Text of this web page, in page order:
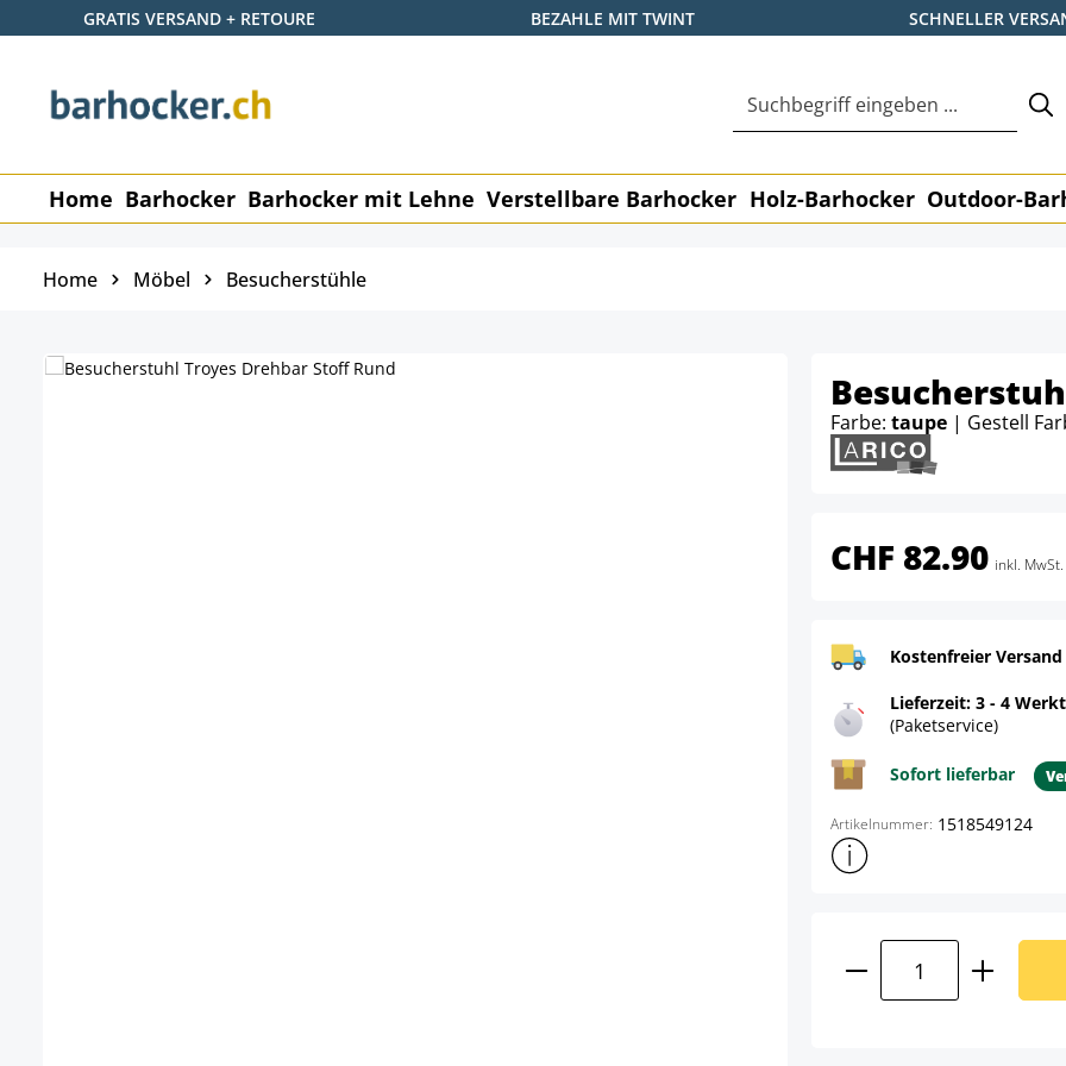
Hauptinhalt springen
Zur Suche springen
Zur Hauptnavigation springen
GRATIS VERSAND + RETOURE BEZAHLE MIT TWINT SCHNELLER
Home Barhocker Barhocker mit Lehne Verstellbare Barhocker Holz-Barhocker Outdoor-
Home Möbel Besucherstühle
Farbe: taupe | Gestell
CHF 82.90 inkl. MwSt.
Kostenfreier
Lieferzeit: 3 - 4
(Paketservice)
Sofort lieferbar
Artikelnummer: 1518549124
Weitere
Produkt Anzahl: